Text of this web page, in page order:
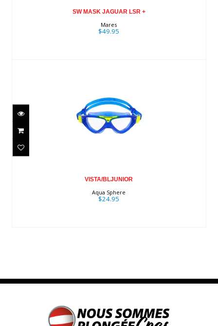
SW MASK JAGUAR LSR +
Mares
$49.95
VISTA/BLJUNIOR
$24.95
VISTA/BLJUNIOR
Aqua Sphere
$24.95